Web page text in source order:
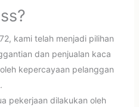
kami telah menjadi pilihan
dan penjualan kaca
kepercayaan pelanggan
pekerjaan dilakukan oleh